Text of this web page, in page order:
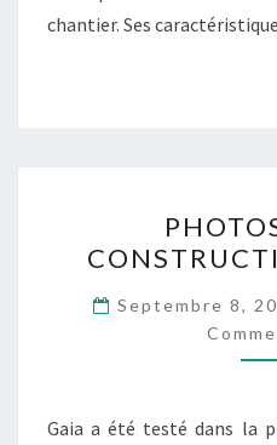
chantier. Ses
Septembre 8,
Gaia a été testé dans la